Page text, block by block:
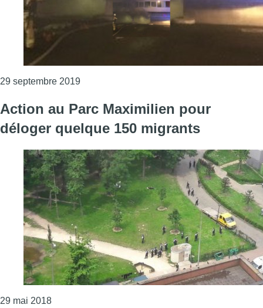
29 septembre 2019Consulter l'article "Woluwe-Saint-Lambert
Action au Parc Maximilien pour
déloger quelque 150 migrants
29 mai 2018Consulter l'article "Action au Parc Maximilien